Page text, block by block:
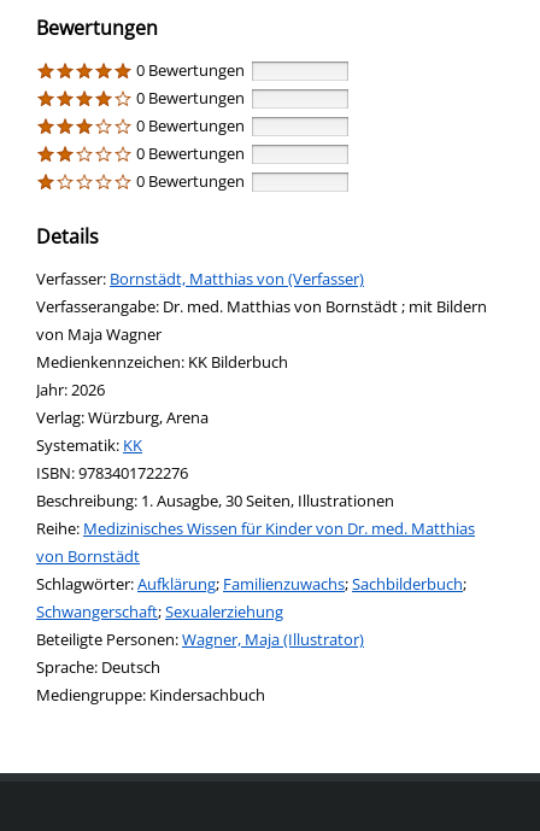
Bewertungen
0 Bewertungen
0 Bewertungen
0 Bewertungen
0 Bewertungen
0 Bewertungen
Details
Verfasser: Suche nach diesem Verfasser
Bornstädt, Matthias von (Verfasser)
Verfasserangabe: Dr. med. Matthias von Bornstädt ; mit Bildern
von Maja Wagner
Medienkennzeichen: KK Bilderbuch
Jahr:2026
Verlag:Würzburg, Arena
opens in new tab
Diesen Link in neuem Tab öffnen
Systematik: Suche nach dieser Systematik
KK
Suche nach diesem Interessenskreis
ISBN:9783401722276
Beschreibung: 1. Ausagbe, 30 Seiten, Illustrationen
Reihe: Medizinisches Wissen für Kinder von Dr. med. Matthias
von Bornstädt
Schlagwörter:Aufklärung; Familienzuwachs;Sachbilderbuch;
Schwangerschaft;Sexualerziehung
Beteiligte Personen:Suche nach dieser Beteiligten Person
Wagner, Maja (Illustrator)
Sprache: Deutsch
Mediengruppe: Kindersachbuch